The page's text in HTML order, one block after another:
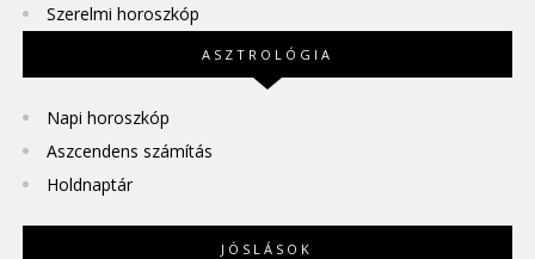
Szerelmi horoszkóp
ASZTROLÓGIA
Napi horoszkóp
Aszcendens számítás
Holdnaptár
JÓSLÁSOK